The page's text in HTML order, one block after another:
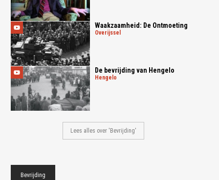
Waakzaamheid: De Ontmoeting
overijssel
De bevrijding van Hengelo
hengelo
Lees alles over 'Bevrijding'
Bevrijding